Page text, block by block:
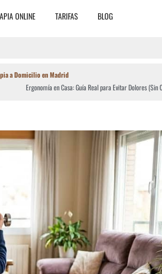
ONLINE TARIFAS BLOG
a Domicilio en Madrid
Ergonomía en Casa: Guía Real para Evitar Dolores